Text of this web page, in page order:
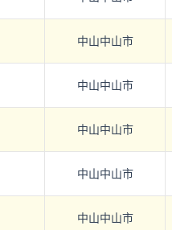
中山中山市
中山中山市
中山中山市
中山中山市
中山中山市